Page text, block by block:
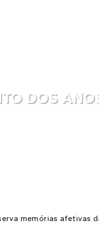
DOS
memórias afetivas